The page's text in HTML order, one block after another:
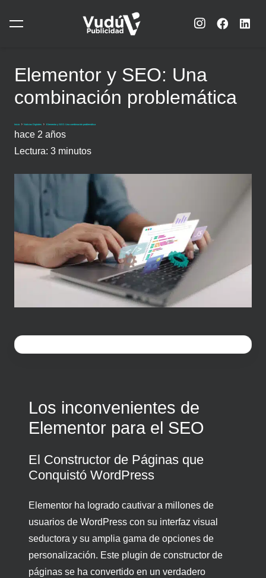
Elementor y SEO: Una
combinación problemática
Inicio Noticias Digitales Elementor y SEO: Una combinación problemática
hace 2 años
Lectura: 3 minutos
Los inconvenientes de
Elementor para el SEO
El Constructor de Páginas que
Conquistó WordPress
Elementor ha logrado cautivar a millones de
usuarios de WordPress con su interfaz visual
seductora y su amplia gama de opciones de
personalización. Este plugin de constructor de
páginas se ha convertido en un verdadero